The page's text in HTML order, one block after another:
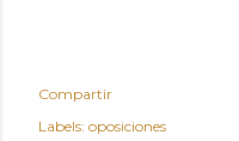
Compartir
Labels: oposiciones